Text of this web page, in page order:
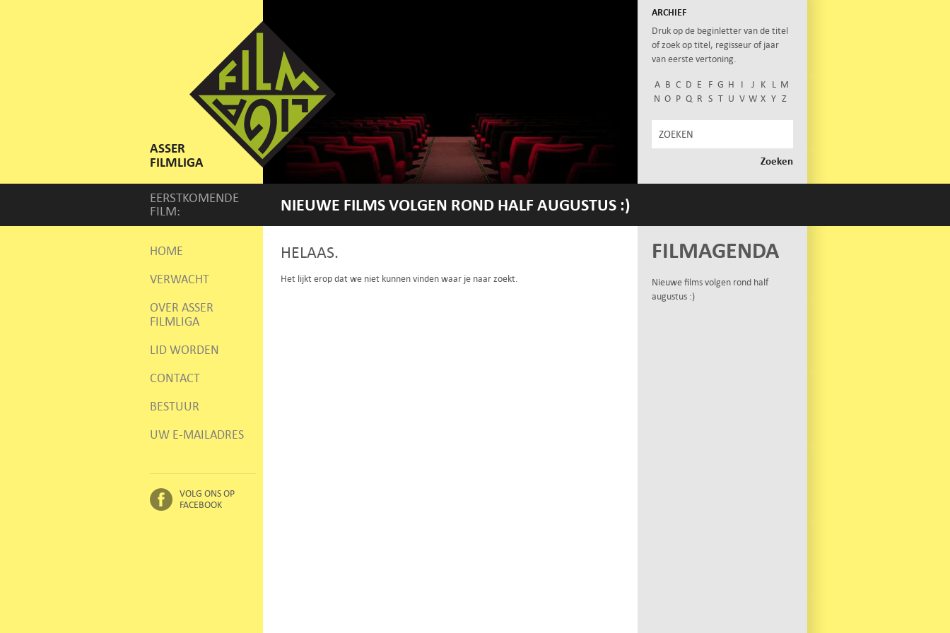
ASSER
FILMLIGA
ARCHIEF
Druk op de beginletter van de titel
of zoek op titel, regisseur of jaar
van eerste vertoning.
A B C D E F G H I J K L M
N O P Q R S T U V W X Y Z
EERSTKOMENDE
FILM:
NIEUWE FILMS VOLGEN ROND HALF AUGUSTUS :)
HOME
VERWACHT
OVER ASSER
FILMLIGA
LID WORDEN
CONTACT
BESTUUR
UW E-MAILADRES
VOLG ONS OP
FACEBOOK
HELAAS.
Het lijkt erop dat we niet kunnen vinden waar je naar zoekt.
FILMAGENDA
Nieuwe films volgen rond half
augustus :)